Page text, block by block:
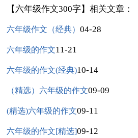
【六年级作文300字】相关文章：
六年级作文（经典）04-28
六年级的作文11-21
六年级的作文(经典)10-14
（精选）六年级的作文09-09
(精选)六年级的作文09-11
六年级的作文[精选]09-12